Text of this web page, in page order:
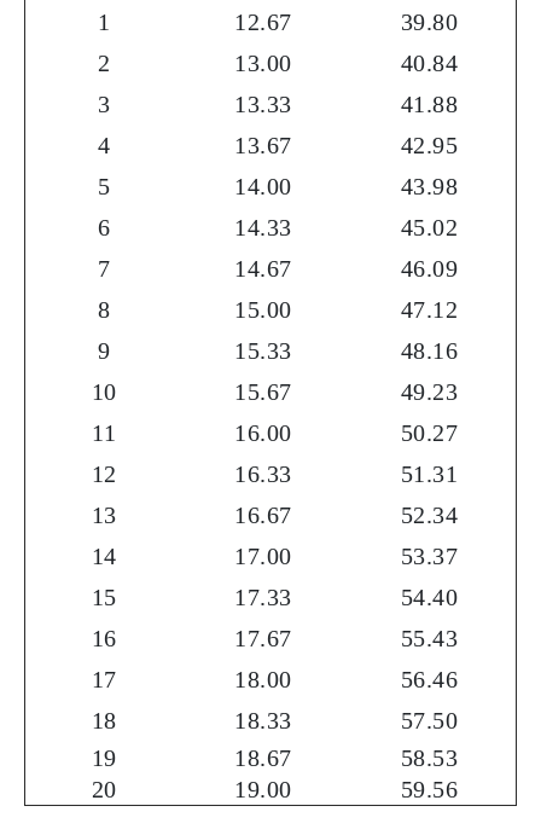
1 12.67
39.80
2
13.00
40.84
3
13.33
41.88
4
13.67
42.95
5
14.00
43.98
6
14.33
45.02
7
14.67
46.09
8
15.00
47.12
9
15.33
48.16
10
15.67
49.23
11
16.00
50.27
12
16.33
51.31
13
16.67
52.34
14
17.00
53.37
15
17.33
54.40
16
17.67
55.43
17
18.00
56.46
18
18.33
57.50
19
18.67
58.53
20
19.00 59.56